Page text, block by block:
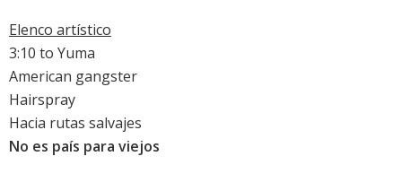
Elenco artístico
3:10 to Yuma
American gangster
Hairspray
Hacia rutas salvajes
No es país para viejos